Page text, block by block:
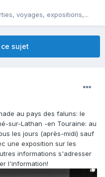
voyages, expositions,...
sujet
au pays des faluns: le
sur-Lathan -en Touraine: au
les jours (après-midi) sauf
une exposition sur les
informations s'adresser
l'information!